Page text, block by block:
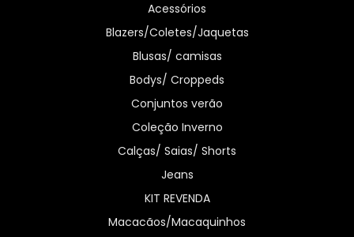
Acessórios
Blazers/Coletes/Jaquetas
Blusas/ camisas
Bodys/ Croppeds
Conjuntos verão
Coleção Inverno
Calças/ Saias/ Shorts
Jeans
KIT REVENDA
Macacãos/Macaquinhos